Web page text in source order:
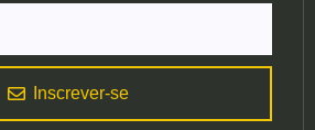
Inscrever-se